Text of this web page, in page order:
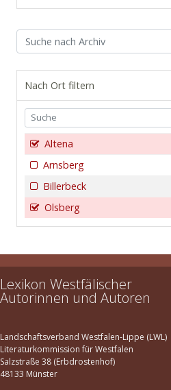
Nach Ort filtern
Altena
Arnsberg
Billerbeck
Olsberg
Lexikon Westfälischer
Autorinnen und Autoren
Landschaftsverband Westfalen-Lippe (LWL)
Literaturkommission für Westfalen
Salzstraße 38 (Erbdrostenhof)
48133 Münster